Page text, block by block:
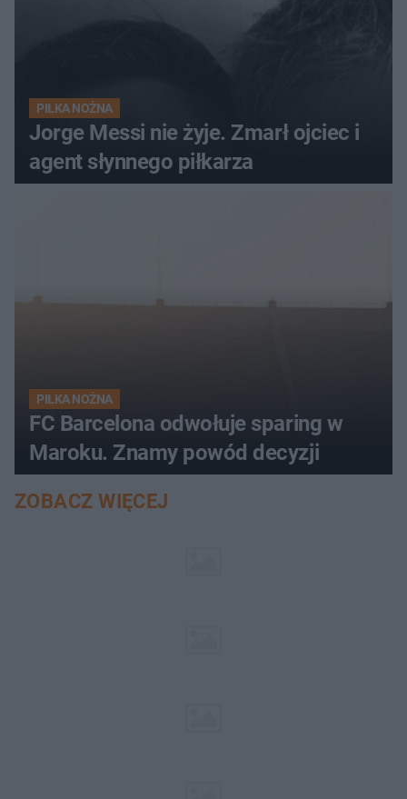
PIŁKA NOŻNA
Jorge Messi nie żyje. Zmarł ojciec i
agent słynnego piłkarza
PIŁKA NOŻNA
FC Barcelona odwołuje sparing w
Maroku. Znamy powód decyzji
ZOBACZ WIĘCEJ